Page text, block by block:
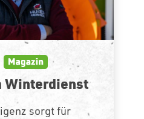
Winterdienst
sorgt für